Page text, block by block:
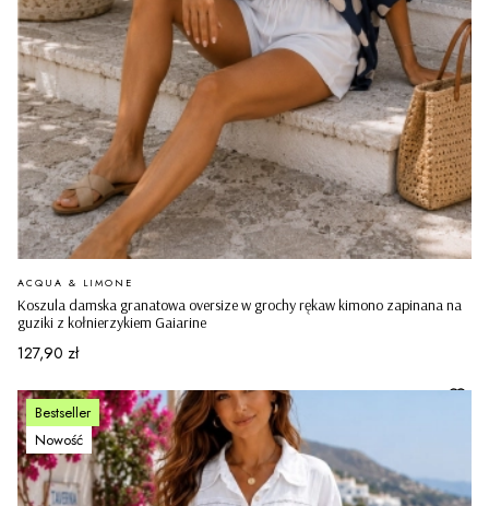
Koszula damska granatowa oversize w grochy rękaw kimono zapinana na
guziki z kołnierzykiem Gaiarine
PRODUCENT
ACQUA & LIMONE
Cena
127,90 zł
Bestseller
Nowość